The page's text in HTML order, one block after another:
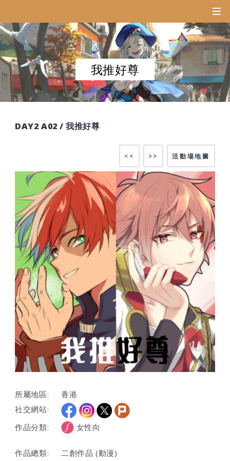
我推好尊
DAY2 A02 / 我推好尊
活動場地圖
>>
<<
所屬地區:
香港
社交網站:
作品分類:
女性向
作品總類: 二創作品 (動漫)